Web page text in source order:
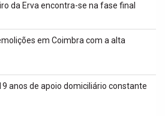
da Erva encontra-se na fase final
em Coimbra com a alta
anos de apoio domiciliário constante